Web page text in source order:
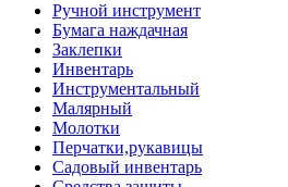
Ручной инструмент
Бумага наждачная
Заклепки
Инвентарь
Инструментальный
Малярный
Молотки
Перчатки,рукавицы
Садовый инвентарь